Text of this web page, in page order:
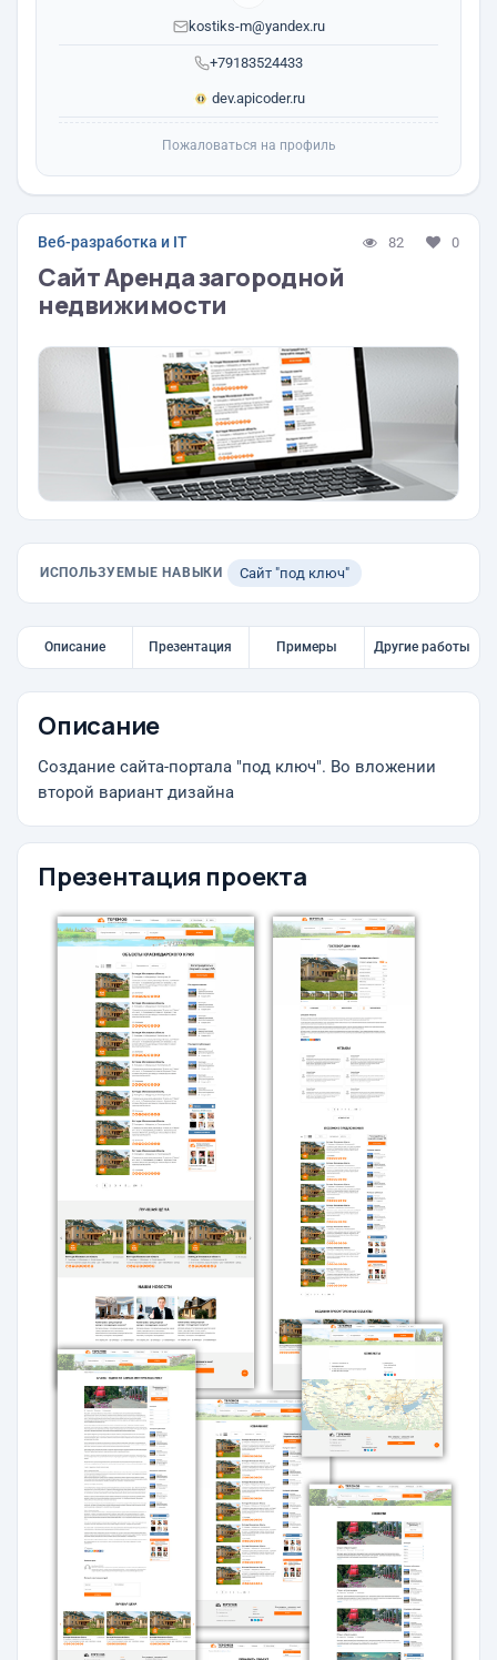
+79183524433
kostiks-m@yandex.ru
dev.apicoder.ru
Пожаловаться на профиль
Веб-разработка и IT 82 0
Сайт Аренда загородной
недвижимости
ИСПОЛЬЗУЕМЫЕ НАВЫКИ Сайт "под ключ"
Описание Презентация Примеры Другие работы
Описание
Создание сайта-портала "под ключ". Во вложении
второй вариант дизайна
Презентация проекта